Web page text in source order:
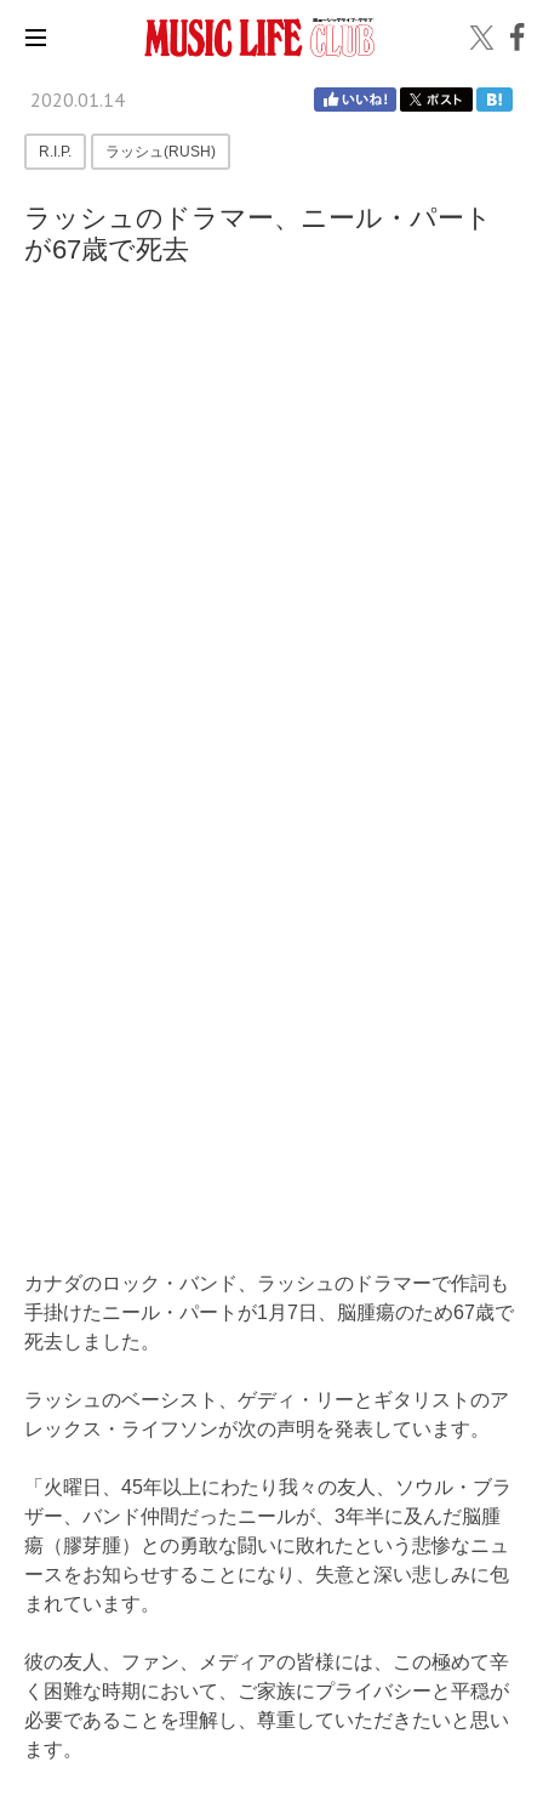
2020.01.14
R.I.P. ラッシュ(RUSH)
ラッシュのドラマー、ニール・パート
が67歳で死去
カナダのロック・バンド、ラッシュのドラマーで作詞も
手掛けたニール・パートが1月7日、脳腫瘍のため67歳で
死去しました。
ラッシュのベーシスト、ゲディ・リーとギタリストのア
レックス・ライフソンが次の声明を発表しています。
「火曜日、45年以上にわたり我々の友人、ソウル・ブラ
ザー、バンド仲間だったニールが、3年半に及んだ脳腫
瘍（膠芽腫）との勇敢な闘いに敗れたという悲惨なニュ
ースをお知らせすることになり、失意と深い悲しみに包
まれています。
彼の友人、ファン、メディアの皆様には、この極めて辛
く困難な時期において、ご家族にプライバシーと平穏が
必要であることを理解し、尊重していただきたいと思い
ます。